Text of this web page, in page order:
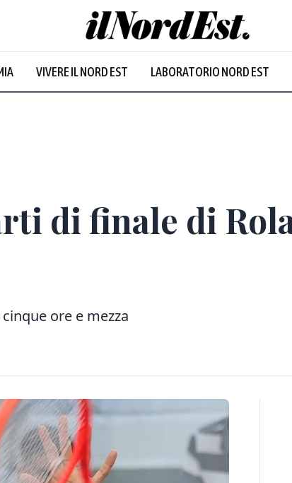
VIVERE IL NORD EST LABORATORIO NORD EST
di finale di
ore e mezza